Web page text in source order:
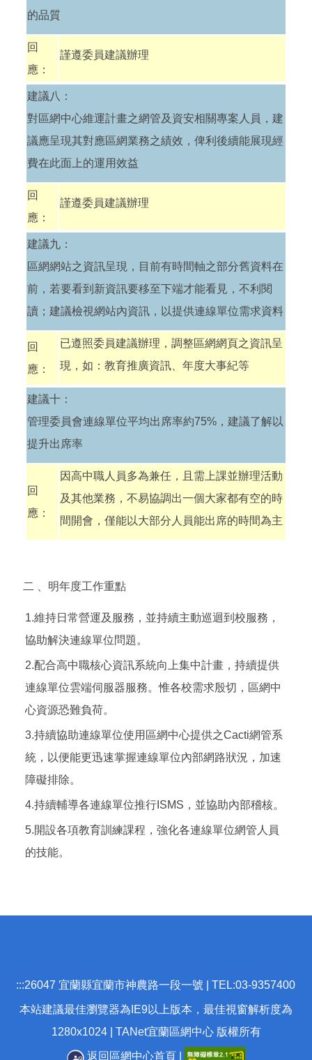
的品質
回
應：
謹遵委員建議辦理
建議八：
對區網中心維運計畫之網管及資安相關專案人員，建
議應呈現其對應區網業務之績效，俾利後續能展現經
費在此面上的運用效益
回
應：
謹遵委員建議辦理
建議九：
區網網站之資訊呈現，目前有時間軸之部分舊資料在
前，若要看到新資訊要移至下端才能看見，不利閱
讀；建議檢視網站內資訊，以提供連線單位需求資料
回
應：
已遵照委員建議辦理，調整區網網頁之資訊呈
現，如：教育推廣資訊、年度大事紀等
建議十：
管理委員會連線單位平均出席率約75%，建議了解以
提升出席率
回
應：
因高中職人員多為兼任，且需上課並辦理活動
及其他業務，不易協調出一個大家都有空的時
間開會，僅能以大部分人員能出席的時間為主
二 、明年度工作重點
1.維持日常營運及服務，並持續主動巡迴到校服務，
協助解決連線單位問題。
2.配合高中職核心資訊系統向上集中計畫，持續提供
連線單位雲端伺服器服務。惟各校需求殷切，區網中
心資源恐難負荷。
3.持續協助連線單位使用區網中心提供之Cacti網管系
統，以便能更迅速掌握連線單位內部網路狀況，加速
障礙排除。
4.持續輔導各連線單位推行ISMS，並協助內部稽核。
5.開設各項教育訓練課程，強化各連線單位網管人員
的技能。
:::26047 宜蘭縣宜蘭市神農路一段一號 | TEL:03-9357400
本站建議最佳瀏覽器為IE9以上版本，最佳視窗解析度為
1280x1024 | TANet宜蘭區網中心 版權所有
返回區網中心首頁|